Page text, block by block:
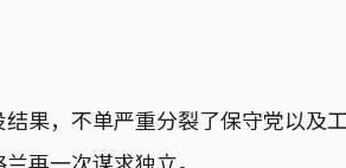
果，不单严重分裂了保守党以及